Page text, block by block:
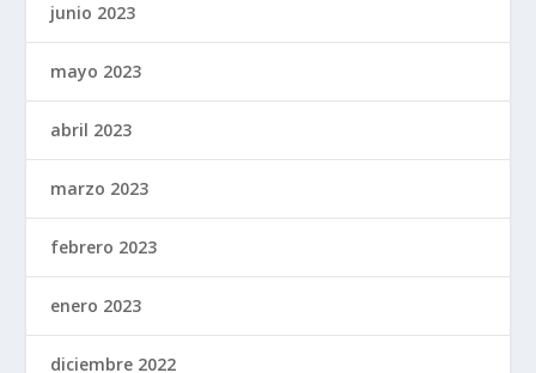
junio 2023
mayo 2023
abril 2023
marzo 2023
febrero 2023
enero 2023
diciembre 2022